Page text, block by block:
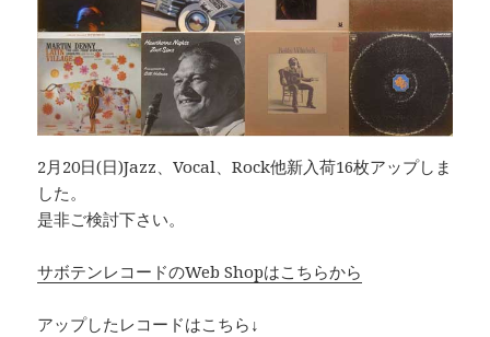
2月20日(日)Jazz、Vocal、Rock他新入荷16枚アップしま
した。
是非ご検討下さい。
サボテンレコードのWeb Shopはこちらから
アップしたレコードはこちら↓